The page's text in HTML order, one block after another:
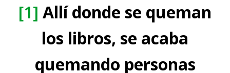
[1] Allí donde se queman
los libros, se acaba
quemando personas